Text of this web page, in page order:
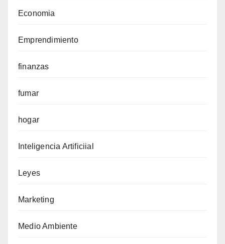
Economia
Emprendimiento
finanzas
fumar
hogar
Inteligencia Artificiial
Leyes
Marketing
Medio Ambiente